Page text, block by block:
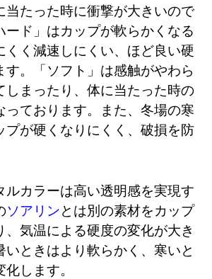
当たった時に衝撃が大きいので
ード」はカップが軟らかくなる
くく減速しにくい、ほど良い硬
す。「ソフト」は感触がやわら
しまったり、体に当たった時の
っております。また、冬場の寒
プが硬くなりにくく、破損を防
ルカラーは高い透明感を実現す
ソアリンとは別の素材をカップ
、気温による硬度の変化が大き
いときはより軟らかく、寒いと
します。